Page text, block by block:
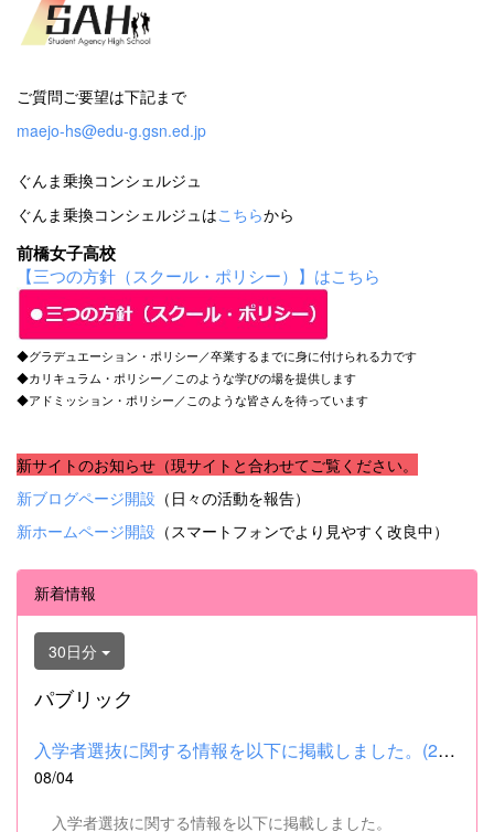
ご質問ご要望は下記まで
maejo-hs@edu-g.gsn.ed.jp
ぐんま乗換コンシェルジュ
ぐんま乗換コンシェルジュはこちらから
前橋女子高校
【三つの方針（スクール・ポリシー）】はこちら
◆グラデュエーション・ポリシー／卒業するまでに身に付けられる力です
◆カリキュラム・ポリシー／このような学びの場を提供します
◆アドミッション・ポリシー／このような皆さんを待っています
新サイトのお知らせ（現サイトと合わせてご覧ください。
新ブログページ開設 （日々の活動を報告）
新ホームページ開設 （スマートフォンでより見やすく改良中）
新着情報
30日分
パブリック
入学者選抜に関する情報を以下に掲載しました。(2026.8.4) ■令和...
08/04
入学者選抜に関する情報を以下に掲載しました。